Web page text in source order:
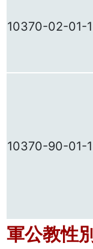
10370-02-01-1
10370-90-01-1
軍公教性